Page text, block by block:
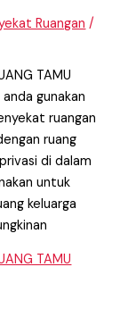
Ruangan /
TAMU
gunakan
ruangan
ruang
di dalam
untuk
keluarga
TAMU